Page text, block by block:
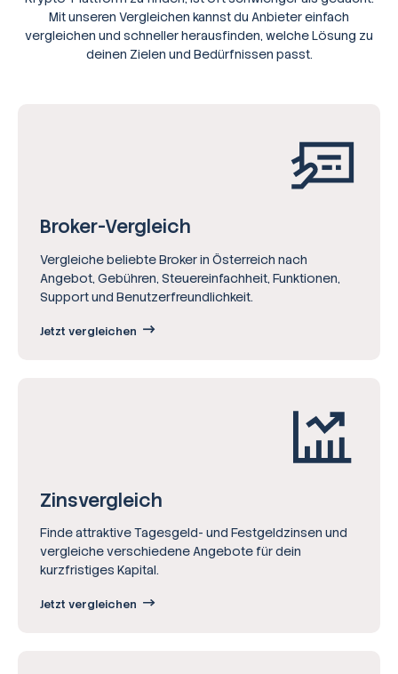
Mit unseren Vergleichen kannst du Anbieter einfach
vergleichen und schneller herausfinden, welche Lösung zu
deinen Zielen und Bedürfnissen passt.
Broker-Vergleich
Vergleiche beliebte Broker in Österreich nach
Angebot, Gebühren, Steuereinfachheit, Funktionen,
Support und Benutzerfreundlichkeit.
Jetzt vergleichen
Zinsvergleich
Finde attraktive Tagesgeld- und Festgeldzinsen und
vergleiche verschiedene Angebote für dein
kurzfristiges Kapital.
Jetzt vergleichen